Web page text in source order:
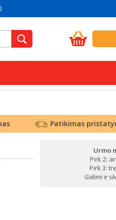
Patikimas pristatymas
Urmo
Pirk 2:
Pirk 3:
Galimi ir